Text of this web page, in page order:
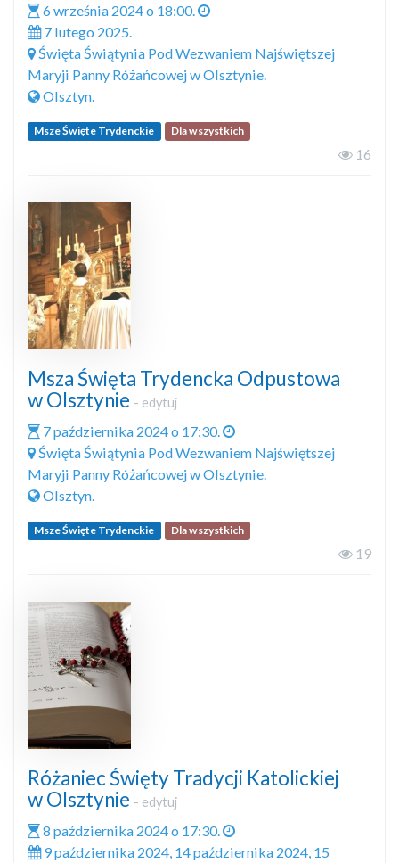
6 września 2024 o 18:00.
7 lutego 2025.
Święta Świątynia Pod Wezwaniem Najświętszej
Maryji Panny Różańcowej w Olsztynie.
Olsztyn.
Msze Święte Trydenckie Dla wszystkich
16
Msza Święta Trydencka Odpustowa
w Olsztynie - edytuj
7 października 2024 o 17:30.
Święta Świątynia Pod Wezwaniem Najświętszej
Maryji Panny Różańcowej w Olsztynie.
Olsztyn.
Msze Święte Trydenckie Dla wszystkich
19
Różaniec Święty Tradycji Katolickiej
w Olsztynie - edytuj
8 października 2024 o 17:30.
9 października 2024, 14 października 2024, 15